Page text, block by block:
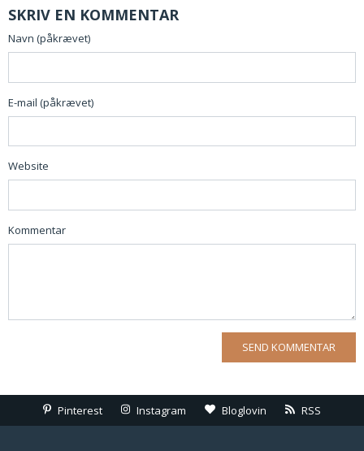
SKRIV EN KOMMENTAR
Navn (påkrævet)
E-mail (påkrævet)
Website
Kommentar
Pinterest Instagram Bloglovin RSS